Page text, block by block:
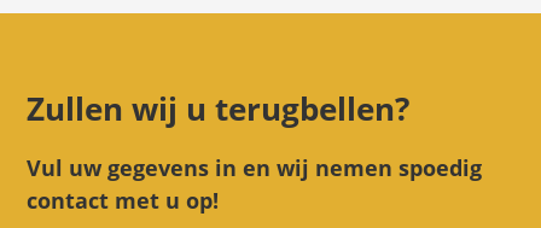
Zullen wij u terugbellen?
Vul uw gegevens in en wij nemen spoedig
contact met u op!